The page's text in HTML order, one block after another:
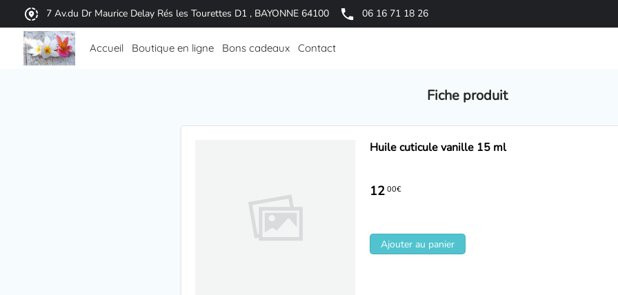
7 Av.du Dr Maurice Delay Rés les Tourettes D1 , BAYONNE 64100 06 16 71 18 26
Accueil Boutique en ligne Bons cadeaux Contact
Fiche produit
Huile cuticule vanille 15 ml
12 00€
Ajouter au panier